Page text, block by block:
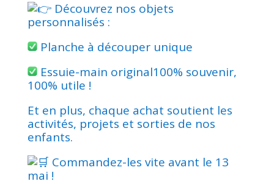
Découvrez nos objets
personnalisés :
Planche à découper unique
Essuie-main original100% souvenir,
100% utile !
Et en plus, chaque achat soutient les
activités, projets et sorties de nos
enfants.
Commandez-les vite avant le 13
mai !